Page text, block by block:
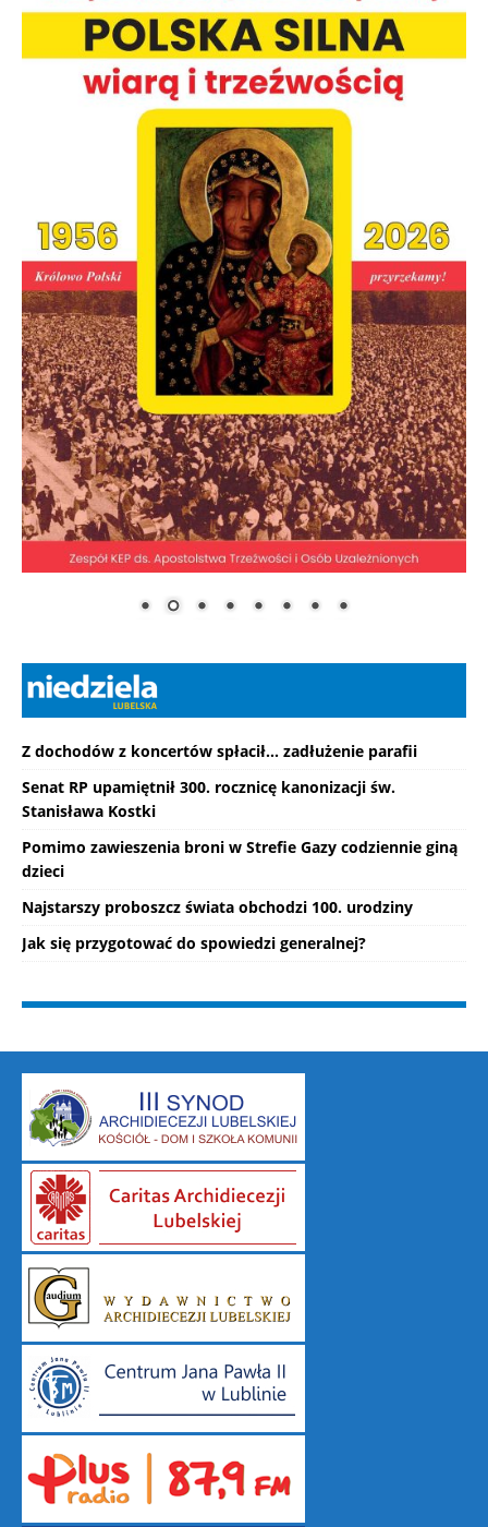
Z dochodów z koncertów spłacił... zadłużenie parafii
Senat RP upamiętnił 300. rocznicę kanonizacji św.
Stanisława Kostki
Pomimo zawieszenia broni w Strefie Gazy codziennie giną
dzieci
Najstarszy proboszcz świata obchodzi 100. urodziny
Jak się przygotować do spowiedzi generalnej?